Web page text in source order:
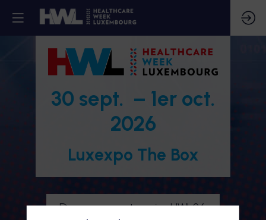
30 sept. – 1er oct.
2026
Luxexpo The Box
Devenez partenaire HWL26